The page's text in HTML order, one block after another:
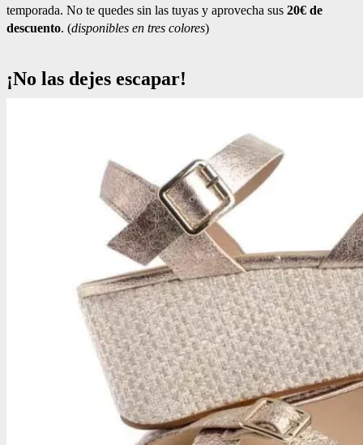
temporada. No te quedes sin las tuyas y aprovecha sus 20€ de
descuento. (disponibles en tres colores)
¡No las dejes escapar!